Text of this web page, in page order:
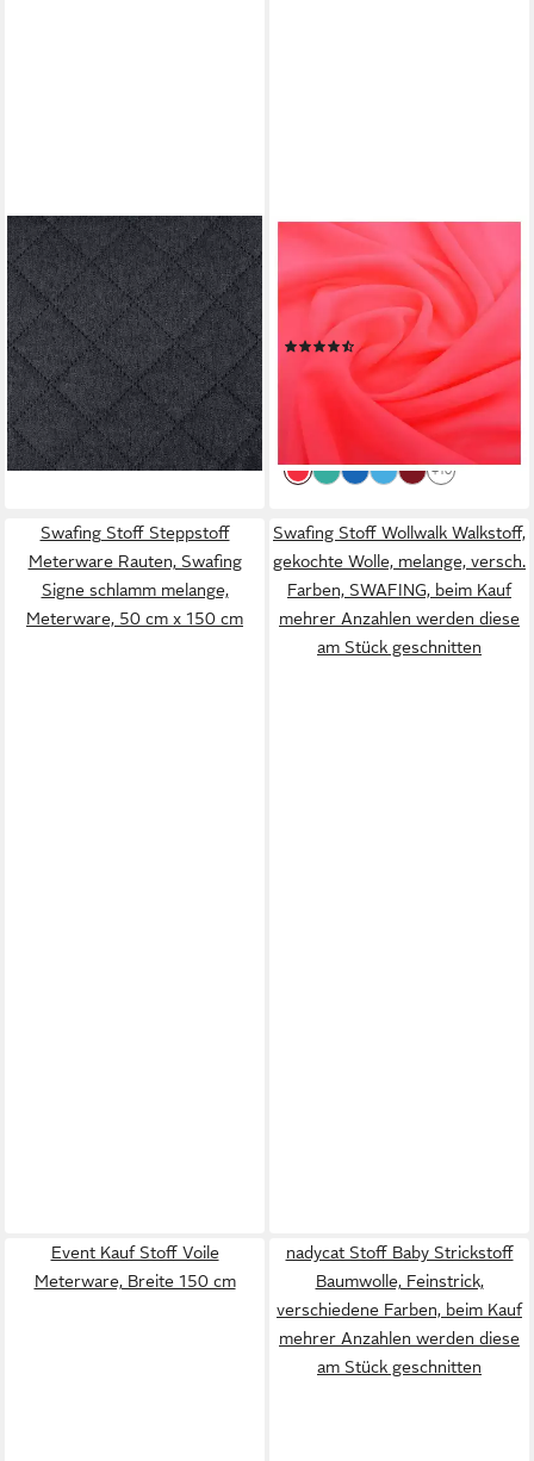
SCHÖNER LEBEN.
Stoff Polsterstoff Meterware
QUATTRO Filzoptik gesteppt
anthrazit 140cm, pflegeleicht
22,95 €
(22,95 €/ 1 m)
lieferbar - in 4-5 Werktagen bei dir
JIREX TRADING COMPANY
Stoff Chiffon Meterware
150cm .br Dekoration
Bekleidung Abendmode
(3)
3,49 € UVP7,49 €
(3,49 €/ 1 m)
lieferbar - in 5-6 Werktagen bei dir
+10
Swafing Stoff Steppstoff
Meterware Rauten, Swafing
Signe schlamm melange,
Meterware, 50 cm x 150 cm
Swafing Stoff Wollwalk Walkstoff,
gekochte Wolle, melange, versch.
Farben, SWAFING, beim Kauf
mehrer Anzahlen werden diese
am Stück geschnitten
Event Kauf Stoff Voile
Meterware, Breite 150 cm
nadycat Stoff Baby Strickstoff
Baumwolle, Feinstrick,
verschiedene Farben, beim Kauf
mehrer Anzahlen werden diese
am Stück geschnitten